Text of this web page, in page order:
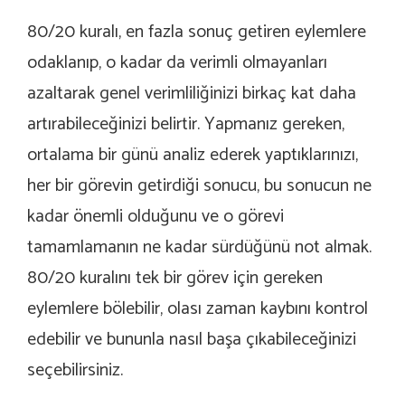
80/20 kuralı, en fazla sonuç getiren eylemlere
odaklanıp, o kadar da verimli olmayanları
azaltarak genel verimliliğinizi birkaç kat daha
artırabileceğinizi belirtir. Yapmanız gereken,
ortalama bir günü analiz ederek yaptıklarınızı,
her bir görevin getirdiği sonucu, bu sonucun ne
kadar önemli olduğunu ve o görevi
tamamlamanın ne kadar sürdüğünü not almak.
80/20 kuralını tek bir görev için gereken
eylemlere bölebilir, olası zaman kaybını kontrol
edebilir ve bununla nasıl başa çıkabileceğinizi
seçebilirsiniz.